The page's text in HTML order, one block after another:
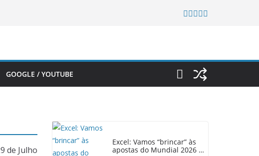
GOOGLE / YOUTUBE
de Julho
Excel: Vamos “brincar” às
apostas do Mundial 2026 no